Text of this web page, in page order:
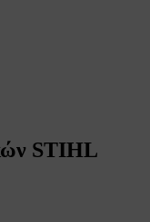
STIHL